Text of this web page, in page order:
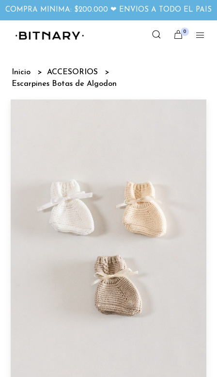
COMPRA MINIMA: $200.000 ❤ ENVIOS A TODO EL PAIS
0
Inicio
ACCESORIOS
Escarpines Botas de Algodon